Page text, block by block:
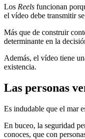
Los Reels funcionan
el vídeo debe transmitir
Más que de construir
determinante en la
Además, el vídeo tiene
existencia.
Las personas
Es indudable que el mar
En buceo, la seguridad
conoces, que con